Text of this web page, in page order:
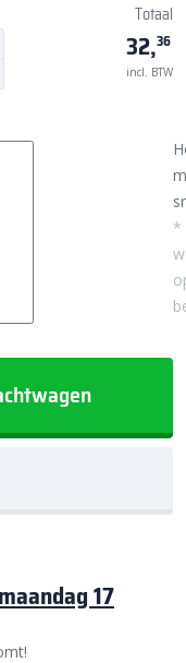
Totaal
32,36
incl. BTW
*
maandag 17